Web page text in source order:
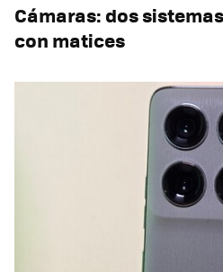
Cámaras: dos
con matices